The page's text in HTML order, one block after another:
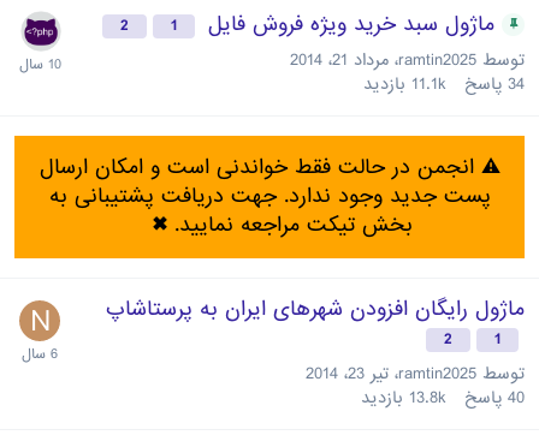
ماژول سبد خرید ویژه فروش فایل 1
2
توسط ramtin2025، مرداد 21، 2014
34 پاسخ 11.1k بازدید
⚠️ انجمن در حالت فقط خواندنی است و امکان ارسال
پست جدید وجود ندارد. جهت دریافت پشتیبانی به
بخش تیکت مراجعه نمایید.✖
ماژول رایگان افزودن شهرهای ایران به پرستاشاپ
1
2
توسط ramtin2025، تیر 23، 2014
40 پاسخ 13.8k بازدید